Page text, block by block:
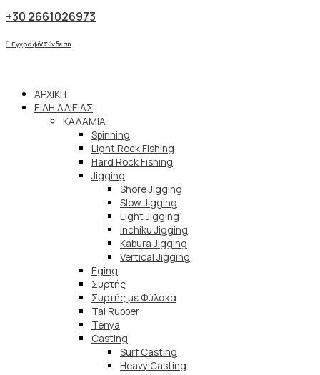
+30 2661026973
Εγγραφή/Σύνδεση
ΑΡΧΙΚΗ
ΕΙΔΗ ΑΛΙΕΙΑΣ
ΚΑΛΑΜΙΑ
Spinning
Light Rock Fishing
Hard Rock Fishing
Jigging
Shore Jigging
Slow Jigging
Light Jigging
Inchiku Jigging
Kabura Jigging
Vertical Jigging
Eging
Συρτής
Συρτής με Φύλακα
Tai Rubber
Tenya
Casting
Surf Casting
Heavy Casting